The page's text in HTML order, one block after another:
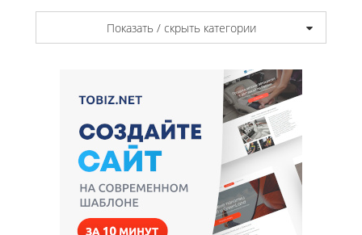
Показать / скрыть категории